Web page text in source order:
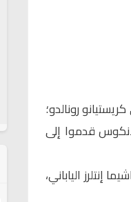
رونالدو؛
قدموا إلى
الياباني،